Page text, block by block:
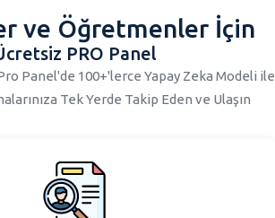
ve Öğretmenler İçin
PRO Panel
Panel'de 100+'lerce Yapay Zeka Modeli ile
Tek Yerde Takip Eden ve Ulaşın